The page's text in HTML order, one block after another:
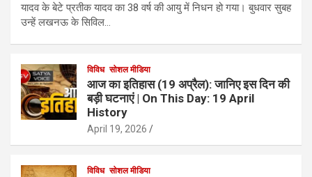
यादव के बेटे प्रतीक यादव का 38 वर्ष की आयु में निधन हो गया। बुधवार सुबह
उन्हें लखनऊ के सिविल…
विविध सोशल मीडिया
आज का इतिहास (19 अप्रैल): जानिए इस दिन की
बड़ी घटनाएं | On This Day: 19 April
History
April 19, 2026
विविध सोशल मीडिया